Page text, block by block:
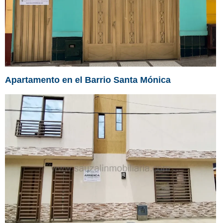
Apartamento en el Barrio Santa Mónica